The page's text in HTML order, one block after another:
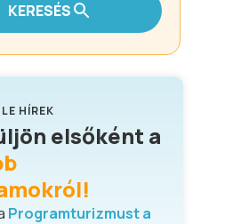
KERESÉS
HÍREK
elsőként a
Programturizmust a